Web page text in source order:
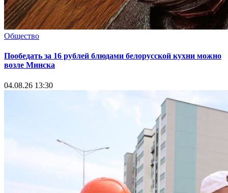
Общество
Пообедать за 16 рублей блюдами белорусской кухни можно
возле Минска
04.08.26 13:30